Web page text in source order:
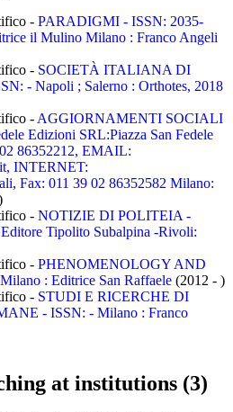
- PARADIGMI - ISSN: 2035-
il Mulino Milano : Franco Angeli
- SOCIETÀ ITALIANA DI
- Napoli ; Salerno : Orthotes, 2018
- AGGIORNAMENTI SOCIALI
Edizioni SRL:Piazza San Fedele
86352212, EMAIL:
INTERNET:
Fax: 011 39 02 86352582 Milano:
- NOTIZIE DI POLITEIA -
Tipolito Subalpina -Rivoli:
- PHENOMENOLOGY AND
: Editrice San Raffaele (2012 - )
- STUDI E RICERCHE DI
- ISSN: - Milano : Franco
at institutions (3)